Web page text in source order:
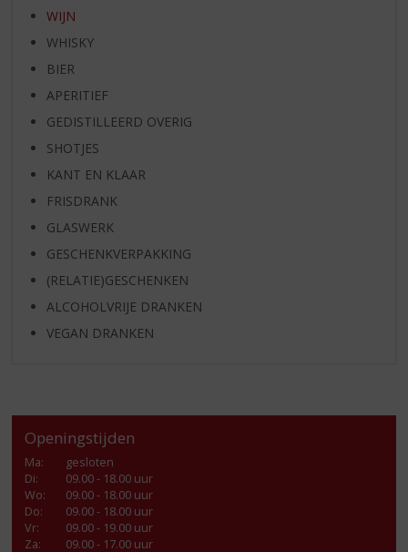
WIJN
WHISKY
BIER
APERITIEF
GEDISTILLEERD OVERIG
SHOTJES
KANT EN KLAAR
FRISDRANK
GLASWERK
GESCHENKVERPAKKING
(RELATIE)GESCHENKEN
ALCOHOLVRIJE DRANKEN
VEGAN DRANKEN
Openingstijden
Ma:
gesloten
Di:
09.00 - 18.00 uur
Wo:
09.00 - 18.00 uur
Do:
09.00 - 18.00 uur
Vr:
09.00 - 19.00 uur
Za:
09.00 - 17.00 uur